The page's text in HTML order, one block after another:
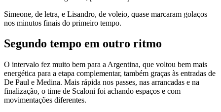
Simeone, de letra, e Lisandro, de voleio, quase marcaram golaços
nos minutos finais do primeiro tempo.
Segundo tempo em outro ritmo
O intervalo fez muito bem para a Argentina, que voltou bem mais
energética para a etapa complementar, também graças às entradas de
De Paul e Medina. Mais rápida nos passes, nas arrancadas e na
finalização, o time de Scaloni foi achando espaços e com
movimentações diferentes.